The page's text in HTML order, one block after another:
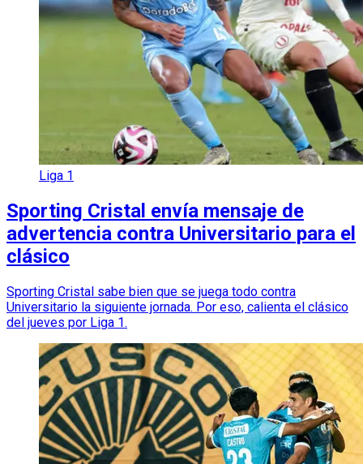
Liga 1
Sporting Cristal envía mensaje de
advertencia contra Universitario para el
clásico
Sporting Cristal sabe bien que se juega todo contra
Universitario la siguiente jornada. Por eso, calienta el clásico
del jueves por Liga 1.